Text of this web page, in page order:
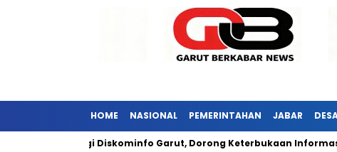
HOME NASIONAL PEMERINTAHAN JABAR
Jabar Kunjungi Diskominfo Garut, Dorong Keterbukaan Informasi